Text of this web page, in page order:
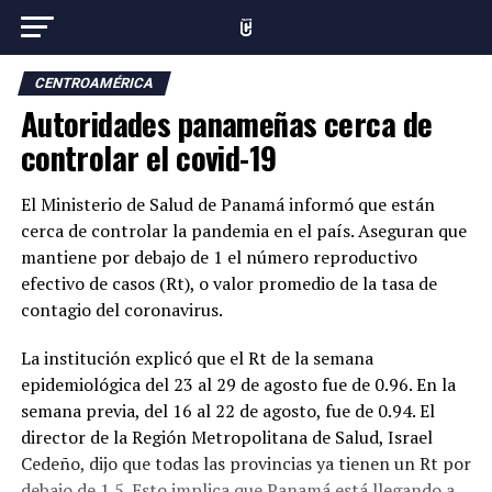
CENTROAMÉRICA
Autoridades panameñas cerca de
controlar el covid-19
El Ministerio de Salud de Panamá informó que están
cerca de controlar la pandemia en el país. Aseguran que
mantiene por debajo de 1 el número reproductivo
efectivo de casos (Rt), o valor promedio de la tasa de
contagio del coronavirus.
La institución explicó que el Rt de la semana
epidemiológica del 23 al 29 de agosto fue de 0.96. En la
semana previa, del 16 al 22 de agosto, fue de 0.94. El
director de la Región Metropolitana de Salud, Israel
Cedeño, dijo que todas las provincias ya tienen un Rt por